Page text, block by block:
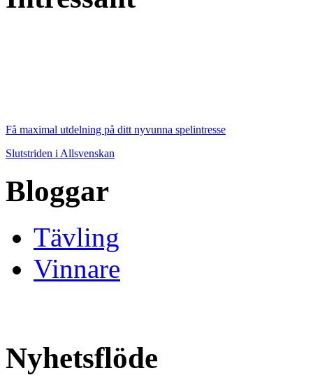
Få maximal utdelning på ditt nyvunna spelintresse
Slutstriden i Allsvenskan
Bloggar
Tävling
Vinnare
Nyhetsflöde